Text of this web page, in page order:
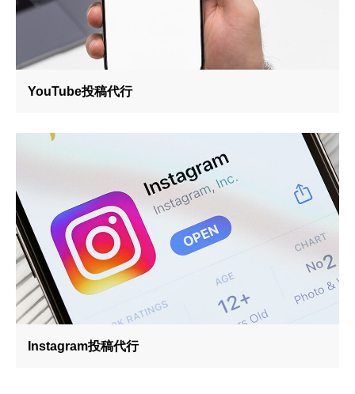
YouTube投稿代行
Instagram投稿代行